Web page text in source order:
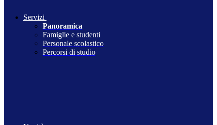
Servizi
Panoramica
Famiglie e studenti
Personale scolastico
Percorsi di studio